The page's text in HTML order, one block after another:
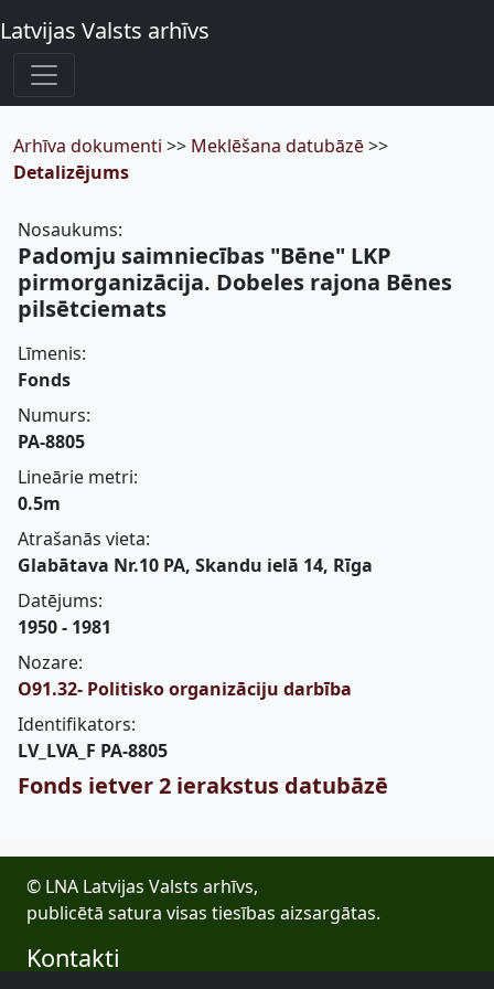
Latvijas Valsts arhīvs
Arhīva dokumenti >> Meklēšana datubāzē>>
Detalizējums
Nosaukums:
Padomju saimniecības "Bēne" LKP
pirmorganizācija. Dobeles rajona Bēnes
pilsētciemats
Līmenis:
Fonds
Numurs:
PA-8805
Lineārie metri:
0.5m
Atrašanās vieta:
Glabātava Nr.10 PA, Skandu ielā 14, Rīga
Datējums:
1950 - 1981
Nozare:
O91.32- Politisko organizāciju darbība
Identifikators:
LV_LVA_F PA-8805
Fonds ietver 2 ierakstus datubāzē
© LNA Latvijas Valsts arhīvs,
publicētā satura visas tiesības aizsargātas.
Kontakti